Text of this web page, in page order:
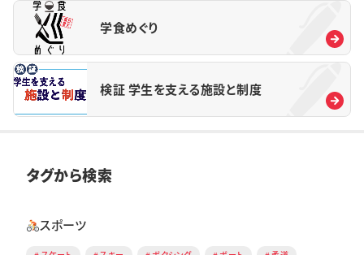
学食めぐり
検証 学生を支える施設と制度
タグから検索
スポーツ